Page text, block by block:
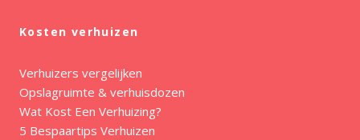
Kosten verhuizen
Verhuizers vergelijken
Opslagruimte & verhuisdozen
Wat Kost Een Verhuizing?
5 Bespaartips Verhuizen